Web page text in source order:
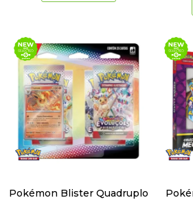
Pokémon Blister Quadruplo